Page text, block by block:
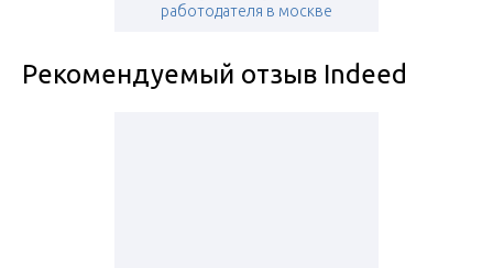
работодателя в москве
Рекомендуемый отзыв Indeed